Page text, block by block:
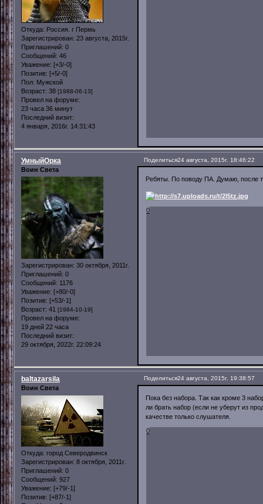
Откуда: Россия. г Пермь
Зарегистрирован: 23 августа, 2015г.
Приглашений: 0
Сообщений: 46
Уважение: [+3/-0]
Позитив: [+5/-0]
Пол: Мужской
Возраст: 38 [1988-06-13]
Провел на форуме:
23 часа 36 минут
Последний визит:
4 января, 2016г. 14:31:43
Поделиться24 августа, 2015г. 18:46:22
УмныйОрка
Воин Света
Зарегистрирован: 30 октября, 2011г.
Приглашений: 0
Сообщений: 1176
Уважение: [+80/-0]
Позитив: [+53/-1]
Возраст: 41 [1984-10-19]
Провел на форуме:
19 дней 22 часа
Последний визит:
29 октября, 2022г. 22:09:24
Ребяты. По поводу ПА. Думаю, после
0
Поделиться24 августа, 2015г. 19:38:57
baltazarsila
Воин Света
Откуда: город Северодвинск
Зарегистрирован: 8 октября, 2011г.
Приглашений: 0
Сообщений: 927
Уважение: [+79/-1]
Позитив: [+87/-1]
Пока без набора. Так как кроме 3
ли брать набор (если не уберут из
качестве только слушателя.
0